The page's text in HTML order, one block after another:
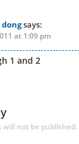
says:
at 1:09 pm
1 and 2
will not be published.